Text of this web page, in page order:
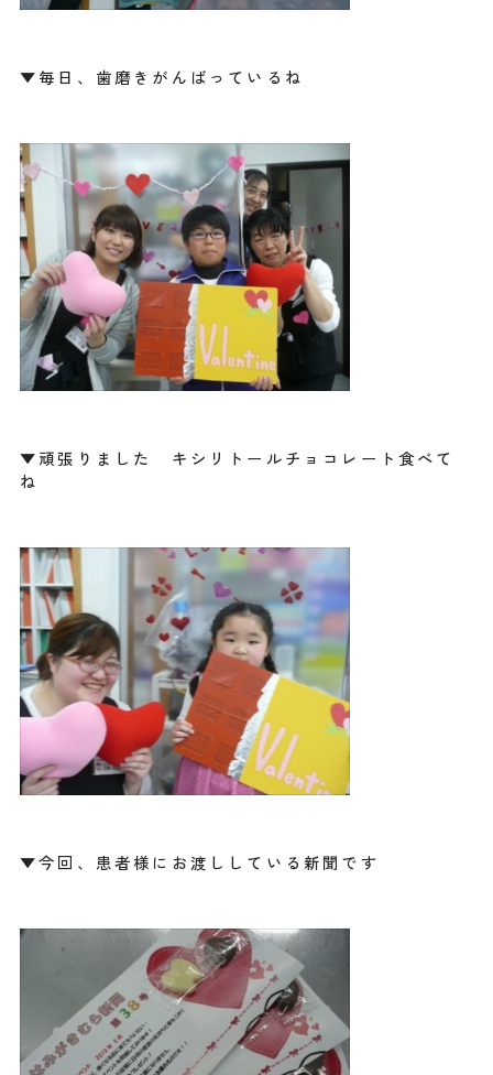
▼毎日、歯磨きがんばっているね
▼頑張りました キシリトールチョコレート食べて
ね
▼今回、患者様にお渡ししている新聞です